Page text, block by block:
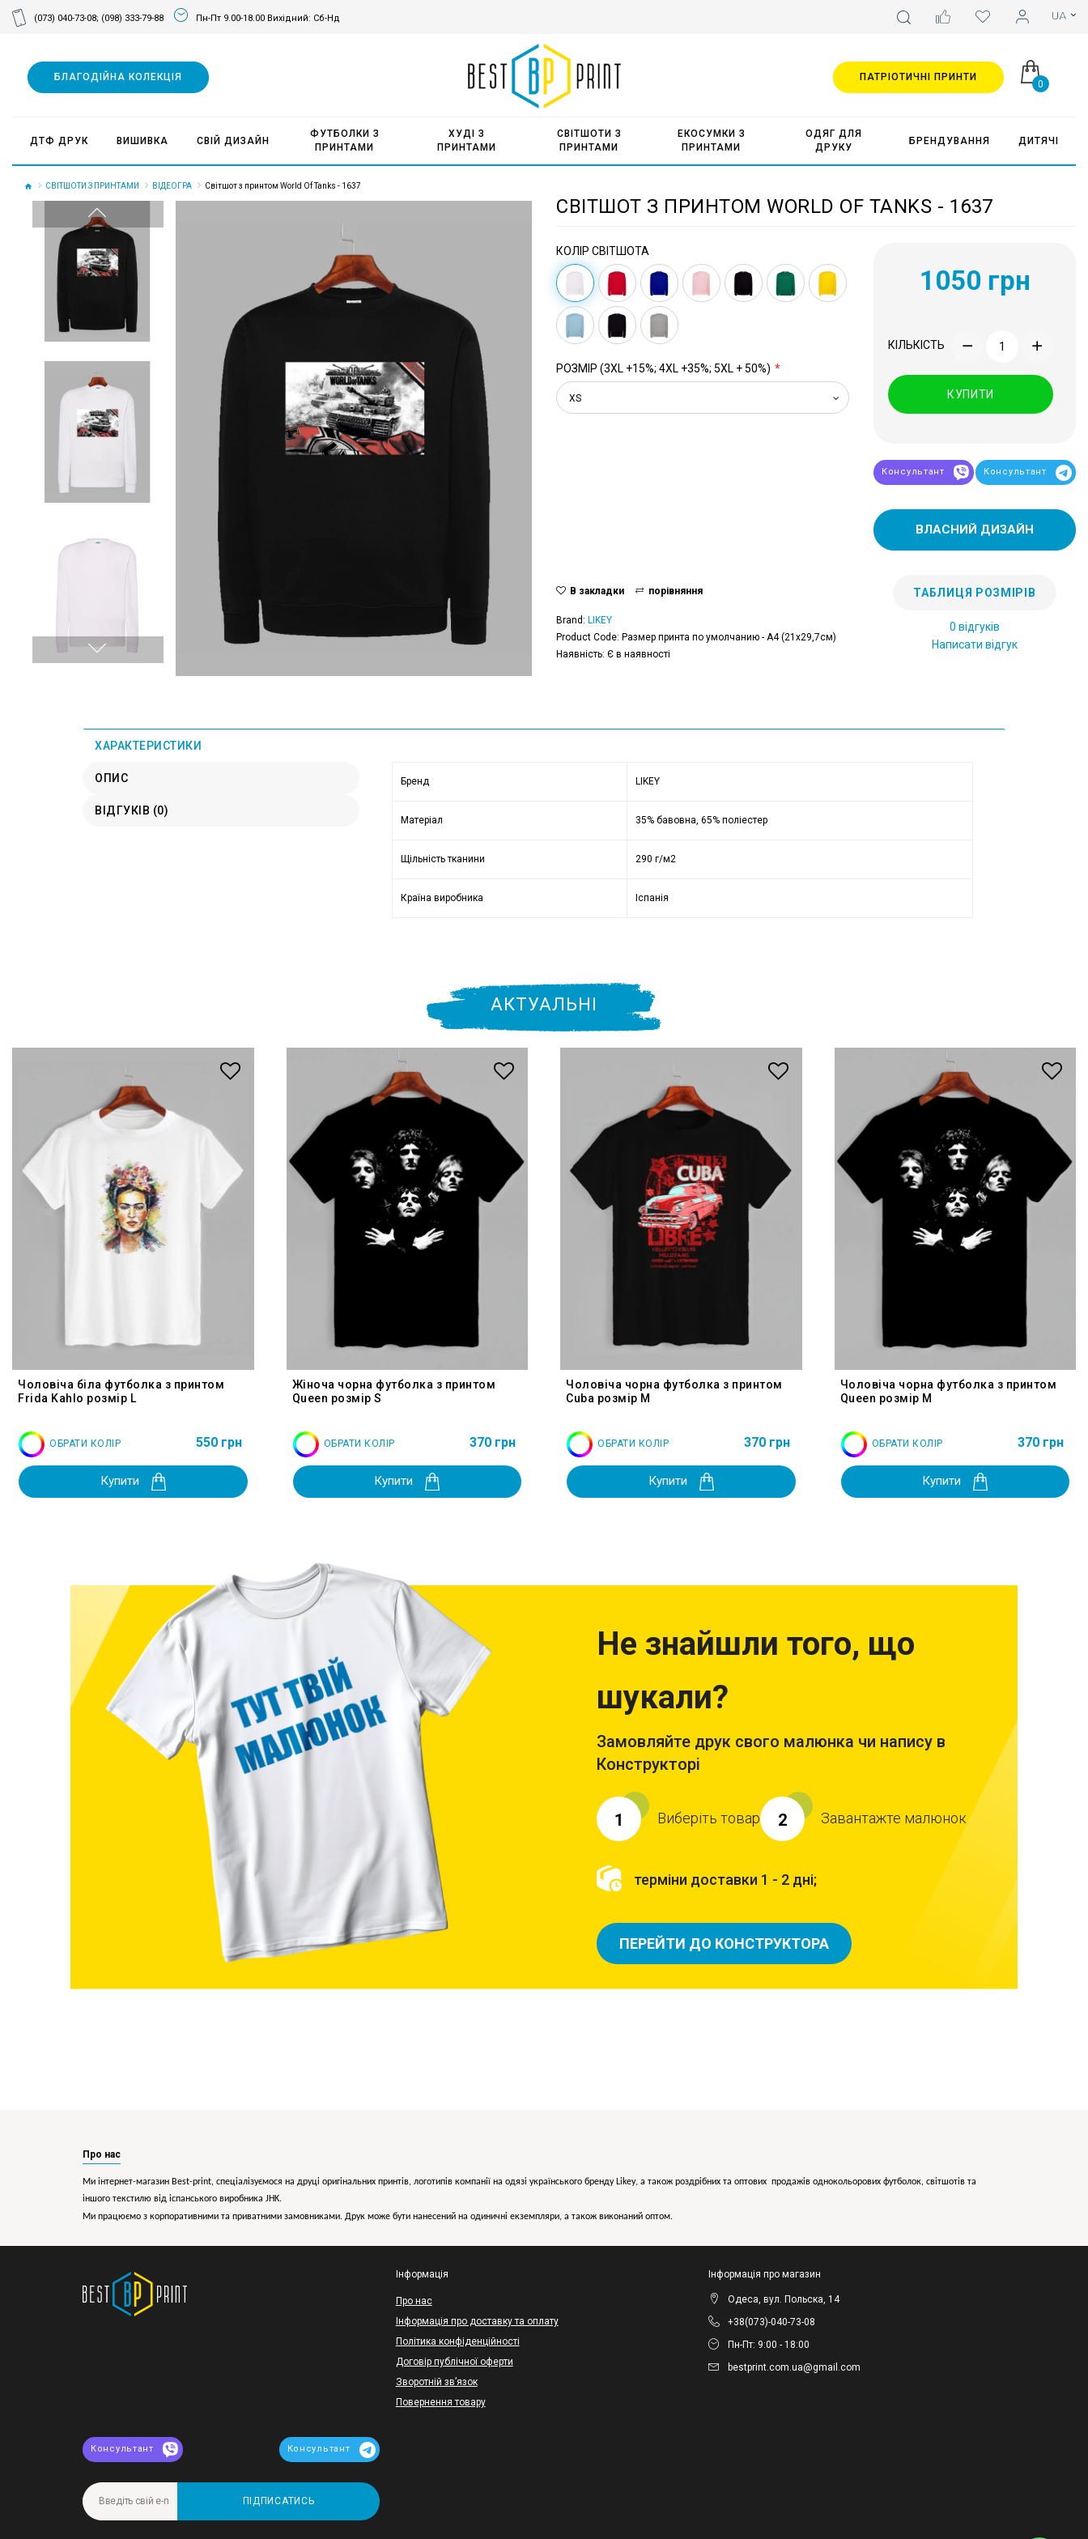
(073) 040-73-08; (098) 333-79-88 Пн-Пт 9.00-18.00 Вихідний: Сб-Нд
0
БЛАГОДІЙНА КОЛЕКЦІЯ
ДТФ ДРУК ВИШИВКА СВІЙ ДИЗАЙН
ФУТБОЛКИ З
ПРИНТАМИ
ХУДІ З
ПРИНТАМИ
СВІТШОТИ З
ПРИНТАМИ
ЕКОСУМКИ З
ПРИНТАМИ
ОДЯГ ДЛЯ
ДРУКУ
БРЕНДУВАННЯ ДИТЯЧІ
ПАТРІОТИЧНІ ПРИНТИ
СВІТШОТИ З ПРИНТАМИ ВІДЕОГРА Світшот з принтом World Of Tanks - 1637
СВІТШОТ З ПРИНТОМ WORLD OF TANKS - 1637
КОЛІР СВІТШОТА
РОЗМІР (3XL +15%; 4XL +35%; 5XL + 50%)
XS
1050 грн
КІЛЬКІСТЬ
КУПИТИ
Консультант Консультант
ВЛАСНИЙ ДИЗАЙН
В закладки порівняння
Brand: LIKEY
Product Code: Размер принта по умолчанию - А4 (21x29,7см)
Наявність: Є в наявності
ТАБЛИЦЯ РОЗМІРІВ
0 відгуків
Написати відгук
ХАРАКТЕРИСТИКИ
ОПИС
ВІДГУКІВ (0)
Бренд LIKEY
Матеріал 35% бавовна, 65% поліестер
Щільність тканини 290 г/м2
Країна виробника Іспанія
АКТУАЛЬНІ
Чоловіча біла футболка з принтом
Frida Kahlo розмір L
ОБРАТИ КОЛІР 550 грн
Купити
Жіноча чорна футболка з принтом
Queen розмір S
ОБРАТИ КОЛІР 370 грн
Купити
Чоловіча чорна футболка з принтом
Cuba розмір M
ОБРАТИ КОЛІР 370 грн
Купити
Чоловіча чорна футболка з принтом
Queen розмір M
ОБРАТИ КОЛІР 370 грн
Купити
Не знайшли того, що
шукали?
Замовляйте друк свого малюнка чи напису в
Конструкторі
1 Виберіть товар 2 Завантажте малюнок
терміни доставки 1 - 2 дні;
ПЕРЕЙТИ ДО КОНСТРУКТОРА
Про нас
Ми інтернет-магазин Best-print, спеціалізуємося на друці оригінальних принтів, логотипів компанії на одязі українського бренду Likey, а також роздрібних та оптових продажів однокольорових футболок, світшотів та
іншого текстилю від іспанського виробника JHK.
Ми працюємо з корпоративними та приватними замовниками. Друк може бути нанесений на одиничні екземпляри, а також виконаний оптом.
Інформація
Про нас
Інформація про доставку та оплату
Політика конфіденційності
Договір публічної оферти
Зворотній зв’язок
Повернення товару
Інформація про магазин
Одеса, вул. Польска, 14
+38(073)-040-73-08
Пн-Пт: 9:00 - 18:00
bestprint.com.ua@gmail.com
Консультант Консультант
ПІДПИСАТИСЬ